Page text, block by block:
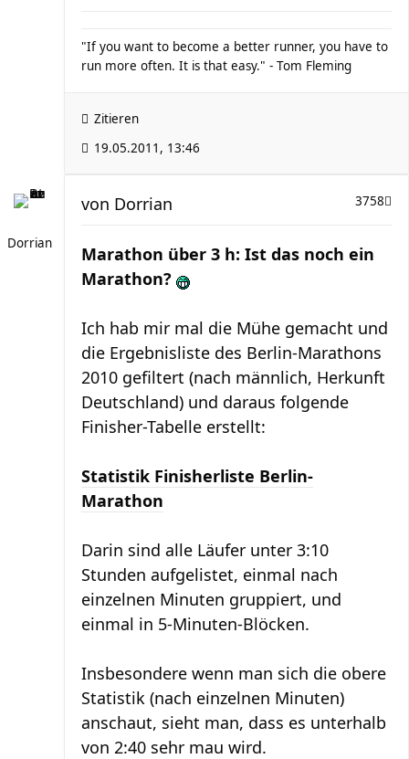
"If you want to become a better runner, you have to
run more often. It is that easy." - Tom Fleming
Zitieren
19.05.2011, 13:46
Dorrian
3758
von Dorrian
Marathon über 3 h: Ist das noch ein
Marathon?
Ich hab mir mal die Mühe gemacht und
die Ergebnisliste des Berlin-Marathons
2010 gefiltert (nach männlich, Herkunft
Deutschland) und daraus folgende
Finisher-Tabelle erstellt:
Statistik Finisherliste Berlin-
Marathon
Darin sind alle Läufer unter 3:10
Stunden aufgelistet, einmal nach
einzelnen Minuten gruppiert, und
einmal in 5-Minuten-Blöcken.
Insbesondere wenn man sich die obere
Statistik (nach einzelnen Minuten)
anschaut, sieht man, dass es unterhalb
von 2:40 sehr mau wird.